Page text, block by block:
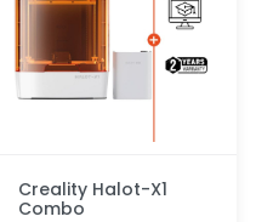
Creality Halot-X1
Combo